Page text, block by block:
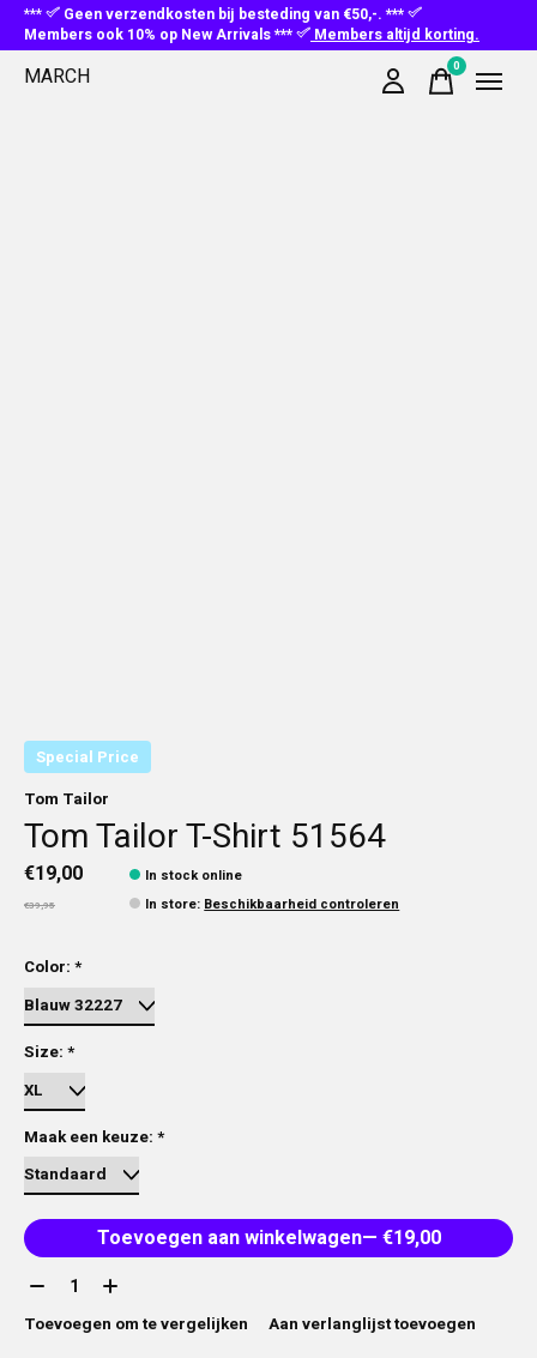
***
Geen verzendkosten bij besteding van €50,-. ***
Members ook 10% op New Arrivals ***
Members altijd korting.
MARCH 0items
Special Price
Tom Tailor
Tom Tailor T-Shirt 51564
€19,00
€39,95
In stock online
In store: Beschikbaarheid controleren
Color: *
Size: *
Maak een keuze: *
Toevoegen aan winkelwagen
— €19,00
Aantal:
Toevoegen om te vergelijken
Aan verlanglijst toevoegen